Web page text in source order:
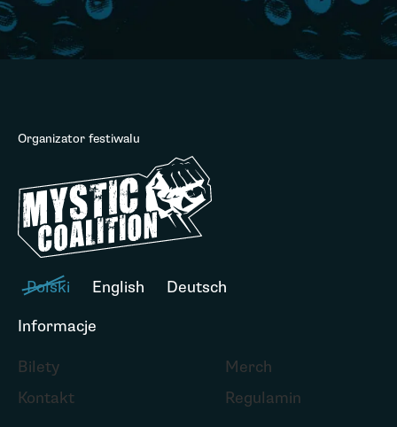
Organizator festiwalu
Polski English
Deutsch
Informacje
Bilety
Kontakt
Merch
Regulamin